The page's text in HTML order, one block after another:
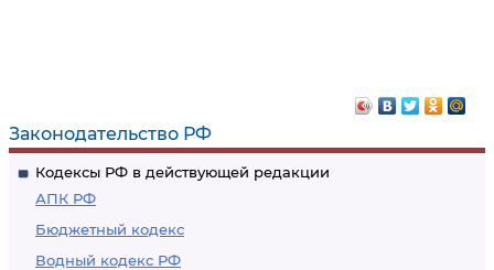
Законодательство РФ
Кодексы РФ в действующей редакции
АПК РФ
Бюджетный кодекс
Водный кодекс РФ